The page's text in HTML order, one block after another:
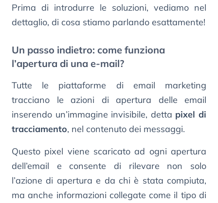
Prima di introdurre le soluzioni, vediamo nel
dettaglio, di cosa stiamo parlando esattamente!
Un passo indietro: come funziona
l’apertura di una e-mail?
Tutte le piattaforme di email marketing
tracciano le azioni di apertura delle email
inserendo un’immagine invisibile, detta pixel di
tracciamento, nel contenuto dei messaggi.
Questo pixel viene scaricato ad ogni apertura
dell’email e consente di rilevare non solo
l’azione di apertura e da chi è stata compiuta,
ma anche informazioni collegate come il tipo di